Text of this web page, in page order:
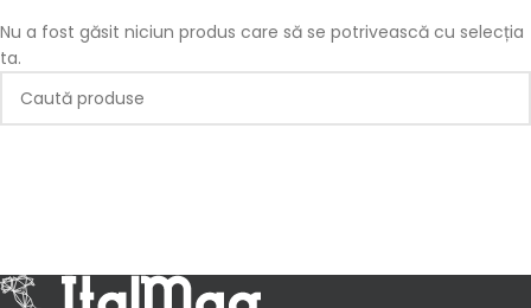
Nu a fost găsit niciun produs care să se potrivească cu selecția
ta.